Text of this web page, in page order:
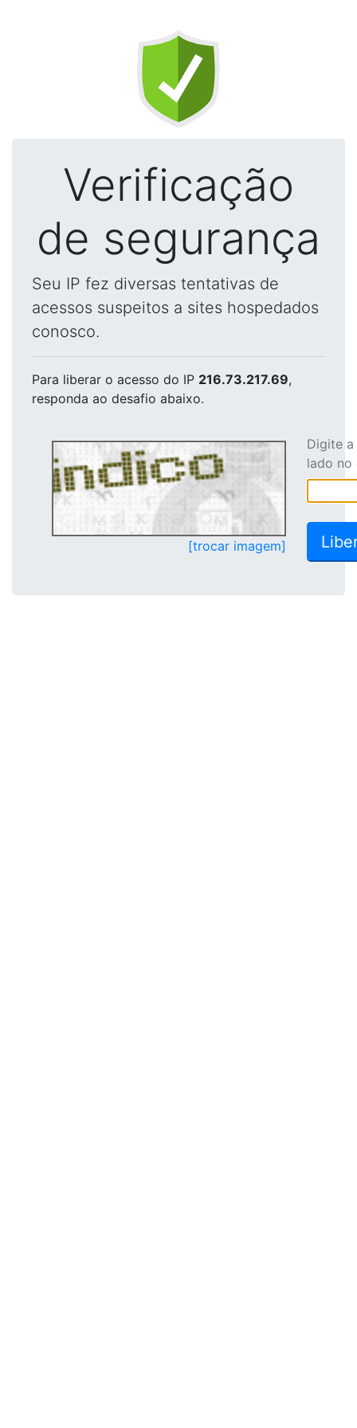
Verificação
de segurança
Seu IP fez diversas tentativas de
acessos suspeitos a sites hospedados
conosco.
Para liberar o acesso do IP 216.73.217.69,
responda ao desafio abaixo.
[trocar imagem]
Digite
lado no